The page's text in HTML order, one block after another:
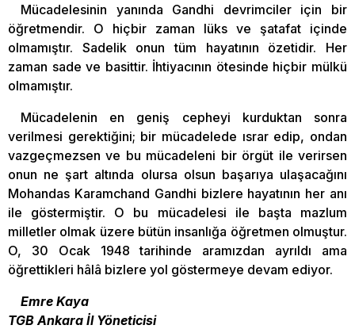
Mücadelesinin yanında Gandhi devrimciler için bir
öğretmendir. O hiçbir zaman lüks ve şatafat içinde
olmamıştır. Sadelik onun tüm hayatının özetidir. Her
zaman sade ve basittir. İhtiyacının ötesinde hiçbir mülkü
olmamıştır.
Mücadelenin en geniş cepheyi kurduktan sonra
verilmesi gerektiğini; bir mücadelede ısrar edip, ondan
vazgeçmezsen ve bu mücadeleni bir örgüt ile verirsen
onun ne şart altında olursa olsun başarıya ulaşacağını
Mohandas Karamchand Gandhi bizlere hayatının her anı
ile göstermiştir. O bu mücadelesi ile başta mazlum
milletler olmak üzere bütün insanlığa öğretmen olmuştur.
O, 30 Ocak 1948 tarihinde aramızdan ayrıldı ama
öğrettikleri hâlâ bizlere yol göstermeye devam ediyor.
Emre Kaya
TGB Ankara İl Yöneticisi